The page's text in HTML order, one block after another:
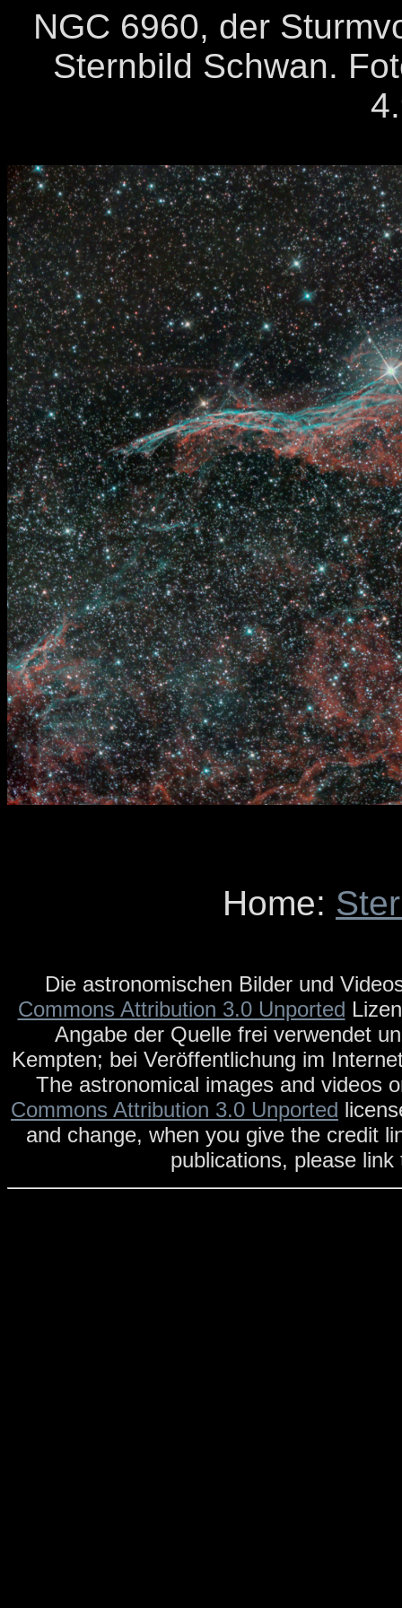
NGC 6960, der
Sternbild Schwan.
Home:
Die astronomischen Bilder und
Commons Attribution 3.0 Unported
Angabe der Quelle frei verwendet
Kempten; bei Veröffentlichung im
The astronomical images and videos
Commons Attribution 3.0 Unported
and change, when you give the credit
publications, please